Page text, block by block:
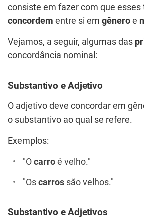
consiste em fazer com que esses
concordem entre si em gênero e
Vejamos, a seguir, algumas das
concordância nominal:
Substantivo e Adjetivo
O adjetivo deve concordar em
o substantivo ao qual se refere.
Exemplos:
"O carro é velho."
"Os carros são velhos."
Substantivo e Adjetivos